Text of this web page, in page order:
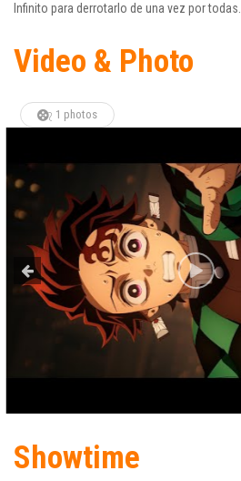
Infinito para derrotarlo de una vez por todas.
Video & Photo
1 photos
Showtime